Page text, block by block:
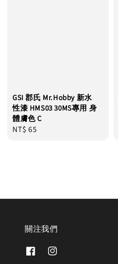
GSI 郡氏 Mr.Hobby 新水
性漆 HMS03 30MS專用 身
體膚色 C
Regular
NT$ 65
關注我們